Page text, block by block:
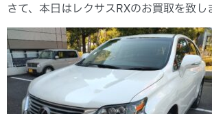
さて、本日はレクサスRXのお買取を致し